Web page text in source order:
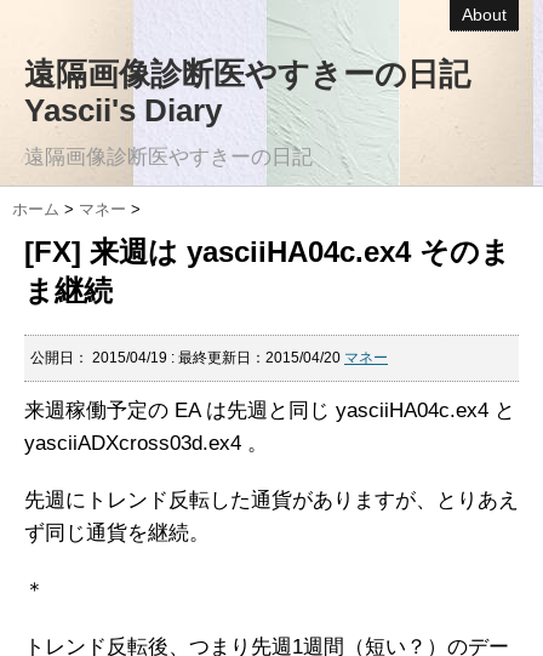
About
遠隔画像診断医やすきーの日記
Yascii's Diary
遠隔画像診断医やすきーの日記
ホーム > マネー >
[FX] 来週は yasciiHA04c.ex4 そのま
ま継続
公開日： 2015/04/19 : 最終更新日：2015/04/20 マネー
来週稼働予定の EA は先週と同じ yasciiHA04c.ex4 と
yasciiADXcross03d.ex4 。
先週にトレンド反転した通貨がありますが、とりあえ
ず同じ通貨を継続。
＊
トレンド反転後、つまり先週1週間（短い？）のデー